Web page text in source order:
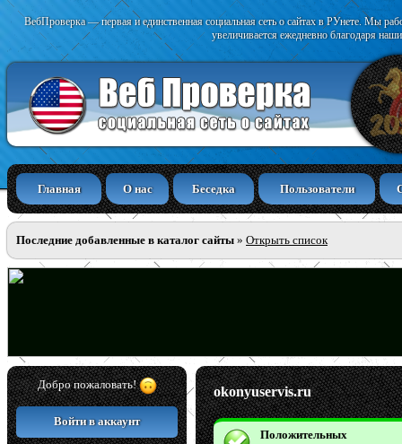
ВебПроверка — первая и единственная социальная сеть о сайтах в РУнете. Мы
увеличивается ежедневно благодаря
Главная О нас Беседка Пользователи
Последние добавленные в каталог сайты » Открыть список
Добро пожаловать!
Войти в аккаунт
okonyuservis.ru
Положительных